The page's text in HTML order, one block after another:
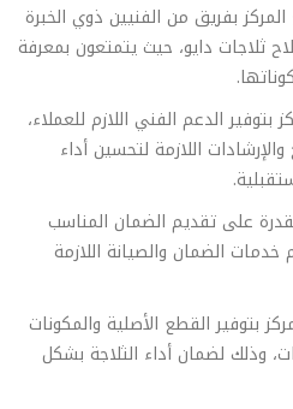
بفريق من الفنيين ذوي الخبرة
ثلاجات دايو، حيث يتمتعون بمعرفة
بتوفير الدعم الفني اللازم للعملاء،
اللازمة لتحسين أداء
على تقديم الضمان المناسب
الضمان والصيانة اللازمة
بتوفير القطع الأصلية والمكونات
وذلك لضمان أداء الثلاجة بشكل